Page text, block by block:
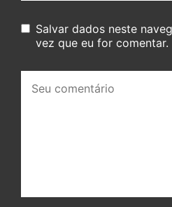
Salvar dados neste
vez que eu for comentar.
comentário: